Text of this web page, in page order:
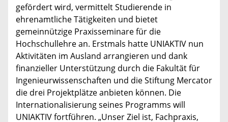
gefördert wird, vermittelt Studierende in
ehrenamtliche Tätigkeiten und bietet
gemeinnützige Praxisseminare für die
Hochschullehre an. Erstmals hatte UNIAKTIV nun
Aktivitäten im Ausland arrangieren und dank
finanzieller Unterstützung durch die Fakultät für
Ingenieurwissenschaften und die Stiftung Mercator
die drei Projektplätze anbieten können. Die
Internationalisierung seines Programms will
UNIAKTIV fortführen. „Unser Ziel ist, Fachpraxis,